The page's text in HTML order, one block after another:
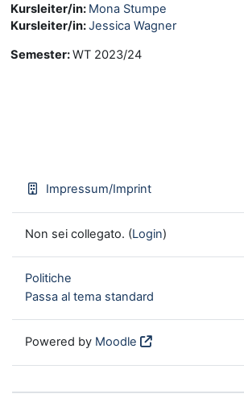
Kursleiter/in: Mona Stumpe
Kursleiter/in:Jessica Wagner
Semester:WT 2023/24
Impressum/Imprint
Non sei collegato. (Login)
Politiche
Passa al tema standard
Powered by Moodle